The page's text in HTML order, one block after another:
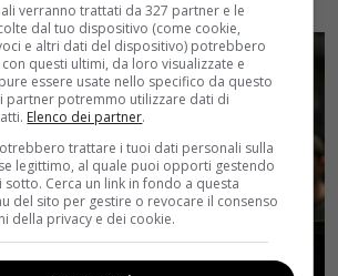
verranno trattati da 327 partner e le
dal tuo dispositivo (come cookie,
e altri dati del dispositivo) potrebbero
questi ultimi, da loro visualizzate e
essere usate nello specifico da questo
partner potremmo utilizzare dati di
Elenco dei partner.
trattare i tuoi dati personali sulla
legittimo, al quale puoi opporti gestendo
Cerca un link in fondo a questa
del sito per gestire o revocare il consenso
della privacy e dei cookie.